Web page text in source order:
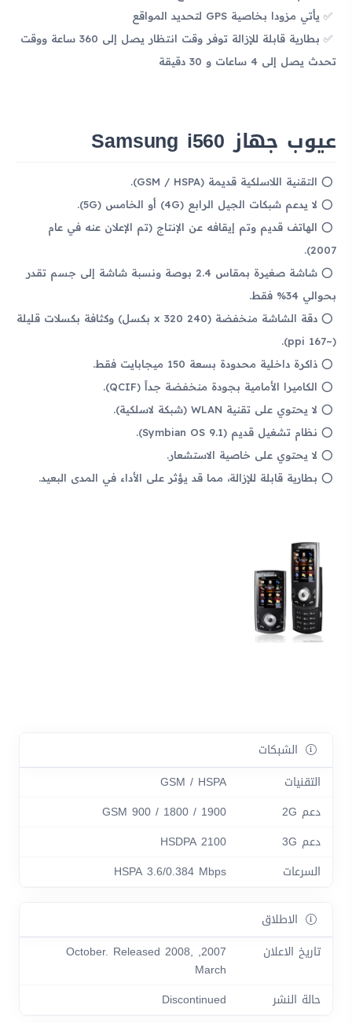
يأتي مزودا بخاصية GPS لتحديد المواقع
بطارية قابلة للإزالة توفر وقت انتظار يصل إلى 360 ساعة ووقت
تحدث يصل إلى 4 ساعات و 30 دقيقة
عيوب جهاز Samsung i560
التقنية اللاسلكية قديمة (GSM / HSPA).
لا يدعم شبكات الجيل الرابع (4G) أو الخامس (5G).
الهاتف قديم وتم إيقافه عن الإنتاج (تم الإعلان عنه في عام
2007).
شاشة صغيرة بمقاس 2.4 بوصة ونسبة شاشة إلى جسم تقدر
بحوالي 34% فقط.
دقة الشاشة منخفضة (240 x 320 بكسل) وكثافة بكسلات قليلة
(~167 ppi).
ذاكرة داخلية محدودة بسعة 150 ميجابايت فقط.
الكاميرا الأمامية بجودة منخفضة جداً (QCIF).
لا يحتوي على تقنية WLAN (شبكة لاسلكية).
نظام تشغيل قديم (Symbian OS 9.1).
لا يحتوي على خاصية الاستشعار.
بطارية قابلة للإزالة، مما قد يؤثر على الأداء في المدى البعيد.
الشبكات
التقنيات
GSM / HSPA
دعم 2G
GSM 900 / 1800 / 1900
دعم 3G
HSDPA 2100
السرعات
HSPA 3.6/0.384 Mbps
الاطلاق
تاريخ الاعلان
2007, October. Released 2008,
March
حالة النشر
Discontinued